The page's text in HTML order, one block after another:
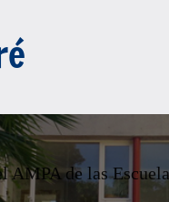
AMPA de las